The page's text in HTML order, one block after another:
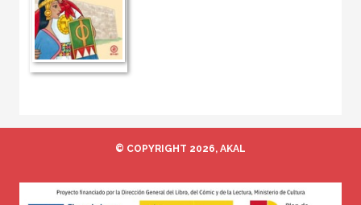
© COPYRIGHT 2026, AKAL